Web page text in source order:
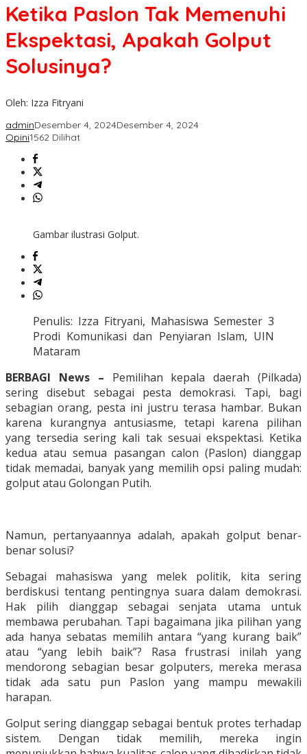
Ekspektasi,
Golput
Solusinya?
Ketika Paslon Tak Memenuhi
Ekspektasi, Apakah Golput
Solusinya?
Oleh: Izza Fitryani
adminDesember 4, 2024Desember 4, 2024
Opini1562 Dilihat
Gambar ilustrasi Golput.
Penulis: Izza Fitryani, Mahasiswa Semester 3
Prodi Komunikasi dan Penyiaran Islam, UIN
Mataram
BERBAGI News – Pemilihan kepala daerah (Pilkada)
sering disebut sebagai pesta demokrasi. Tapi, bagi
sebagian orang, pesta ini justru terasa hambar. Bukan
karena kurangnya antusiasme, tetapi karena pilihan
yang tersedia sering kali tak sesuai ekspektasi. Ketika
kedua atau semua pasangan calon (Paslon) dianggap
tidak memadai, banyak yang memilih opsi paling mudah:
golput atau Golongan Putih.
Namun, pertanyaannya adalah, apakah golput benar-
benar solusi?
Sebagai mahasiswa yang melek politik, kita sering
berdiskusi tentang pentingnya suara dalam demokrasi.
Hak pilih dianggap sebagai senjata utama untuk
membawa perubahan. Tapi bagaimana jika pilihan yang
ada hanya sebatas memilih antara “yang kurang baik”
atau “yang lebih baik”? Rasa frustrasi inilah yang
mendorong sebagian besar golputers, mereka merasa
tidak ada satu pun Paslon yang mampu mewakili
harapan.
Golput sering dianggap sebagai bentuk protes terhadap
sistem. Dengan tidak memilih, mereka ingin